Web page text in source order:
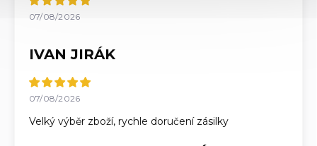
07/08/2026
IVAN JIRÁK
07/08/2026
Velký výběr zboží, rychle doručení zásilky